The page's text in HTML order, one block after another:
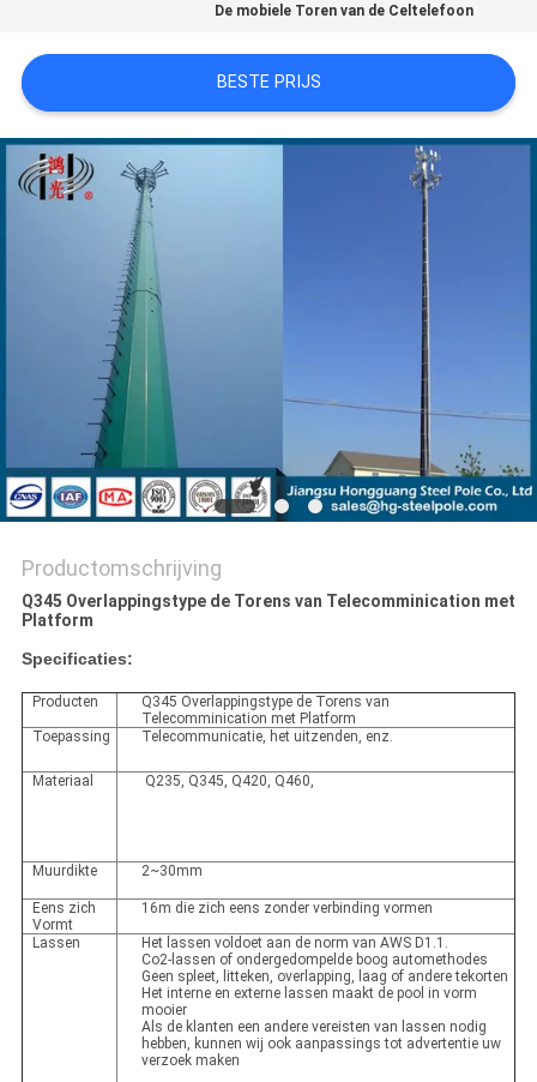
CITAAT
SITEMAP
PRIVACYBELEID
De mobiele Toren van de Celtelefoon
BESTE PRIJS
Productomschrijving
Q345 Overlappingstype de Torens van Telecomminication met
Platform
Specificaties:
Producten
Q345 Overlappingstype de Torens van
Telecomminication met Platform
Toepassing
Telecommunicatie, het uitzenden, enz.
Materiaal Q235, Q345, Q420, Q460,
Muurdikte 2~30mm
Eens zich
Vormt
16m die zich eens zonder verbinding vormen
Lassen
Het lassen voldoet aan de norm van AWS D1.1.
Co2-lassen of ondergedompelde boog automethodes
Geen spleet, litteken, overlapping, laag of andere tekorten
Het interne en externe lassen maakt de pool in vorm
mooier
Als de klanten een andere vereisten van lassen nodig
hebben, kunnen wij ook aanpassings tot advertentie uw
verzoek maken